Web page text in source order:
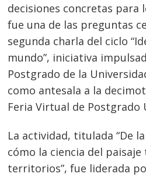
decisiones concretas para
fue una de las preguntas
segunda charla del ciclo
mundo”, iniciativa
Postgrado de la
como antesala a la
Feria Virtual de Postgrado
La actividad, titulada “De
cómo la ciencia del
territorios”, fue liderada